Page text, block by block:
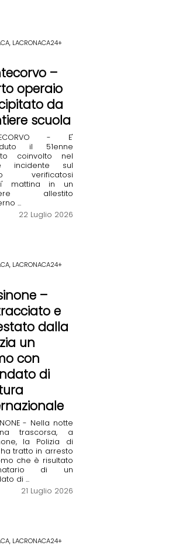
LACRONACA24+
–
operaio
da
scuola
- E'
il 51enne
coinvolto nel
incidente sul
verificatosi
mattina in un
allestito
...
22 Luglio 2026
LACRONACA24+
–
e
dalla
un
con
di
- Nella notte
trascorsa, a
la Polizia di
tratto in arresto
che è risultato
di un
di ...
21 Luglio 2026
LACRONACA24+